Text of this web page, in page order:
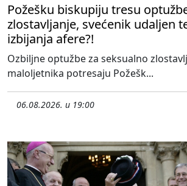
Požešku biskupiju tresu
zlostavljanje, svećenik udaljen
izbijanja afere?!
Ozbiljne optužbe za seksualno
maloljetnika potresaju Požešk...
06.08.2026. u 19:00